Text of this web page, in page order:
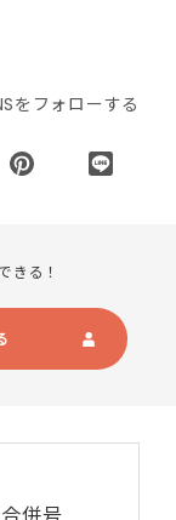
をフォローする
きる！